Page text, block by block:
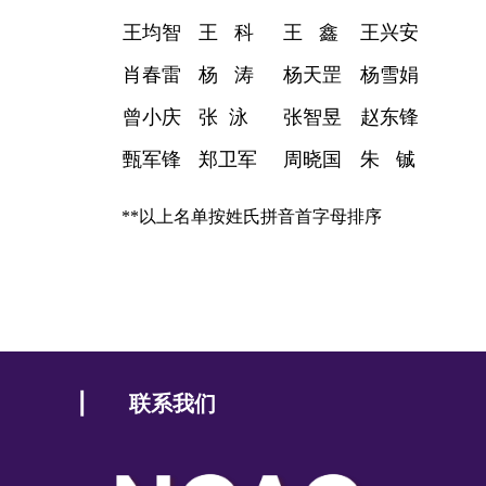
王均智
王 科 王 鑫
王兴安
肖春雷
杨 涛 杨天罡
杨雪娟
曾小庆
张 泳 张智昱
赵东锋
甄军锋
郑卫军 周晓国 朱 铖
**以上名单按姓氏拼音首字母排序
| 联系我们